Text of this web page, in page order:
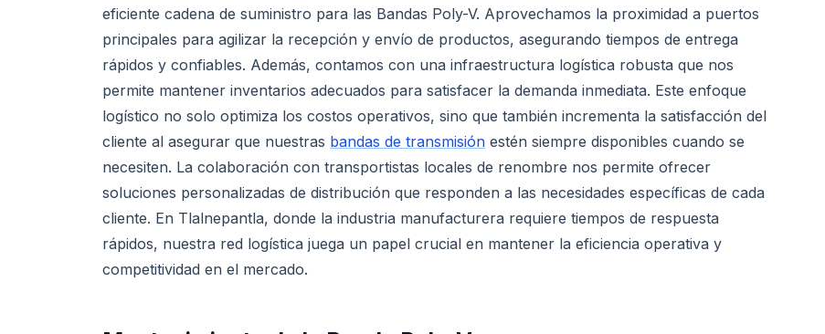
eficiente cadena de suministro para las Bandas Poly-V. Aprovechamos la proximidad a puertos
principales para agilizar la recepción y envío de productos, asegurando tiempos de entrega
rápidos y confiables. Además, contamos con una infraestructura logística robusta que nos
permite mantener inventarios adecuados para satisfacer la demanda inmediata. Este enfoque
logístico no solo optimiza los costos operativos, sino que también incrementa la satisfacción del
cliente al asegurar que nuestras bandas de transmisión estén siempre disponibles cuando se
necesiten. La colaboración con transportistas locales de renombre nos permite ofrecer
soluciones personalizadas de distribución que responden a las necesidades específicas de cada
cliente. En Tlalnepantla, donde la industria manufacturera requiere tiempos de respuesta
rápidos, nuestra red logística juega un papel crucial en mantener la eficiencia operativa y
competitividad en el mercado.